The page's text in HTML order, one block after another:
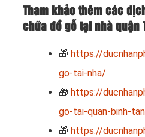
Tham khảo thêm các
chữa đồ gỗ tại nhà quận
🎁 https://
go-tai-nha/
🎁 https://
go-tai-quan-binh-
🎁 https://